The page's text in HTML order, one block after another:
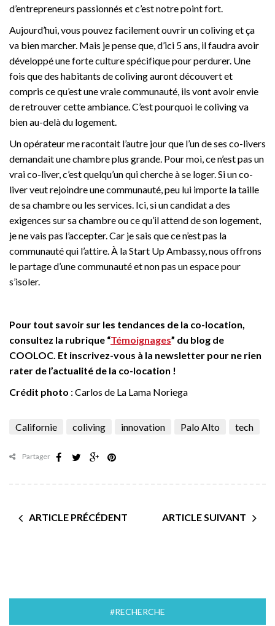
d’entrepreneurs passionnés et c’est notre point fort.
Aujourd’hui, vous pouvez facilement ouvrir un coliving et ça
va bien marcher. Mais je pense que, d’ici 5 ans, il faudra avoir
développé une forte culture spécifique pour perdurer. Une
fois que des habitants de coliving auront découvert et
compris ce qu’est une vraie communauté, ils vont avoir envie
de retrouver cette ambiance. C’est pourquoi le coliving va
bien au-delà du logement.
Un opérateur me racontait l’autre jour que l’un de ses co-livers
demandait une chambre plus grande. Pour moi, ce n’est pas un
vrai co-liver, c’est quelqu’un qui cherche à se loger. Si un co-
liver veut rejoindre une communauté, peu lui importe la taille
de sa chambre ou les services. Ici, si un candidat a des
exigences sur sa chambre ou ce qu’il attend de son logement,
je ne vais pas l’accepter. Car je sais que ce n’est pas la
communauté qui l’attire. À la Start Up Ambassy, nous offrons
le partage d’une communauté et non pas un espace pour
s’isoler.
Pour tout savoir sur les tendances de la co-location,
consultez la rubrique “Témoignages” du blog de
COOLOC. Et inscrivez-vous à la newsletter pour ne rien
rater de l’actualité de la co-location !
Crédit photo : Carlos de La Lama Noriega
Californie coliving innovation Palo Alto tech
Partager
ARTICLE PRÉCÉDENT ARTICLE SUIVANT
#RECHERCHE